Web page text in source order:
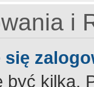
i
się
być kilka.